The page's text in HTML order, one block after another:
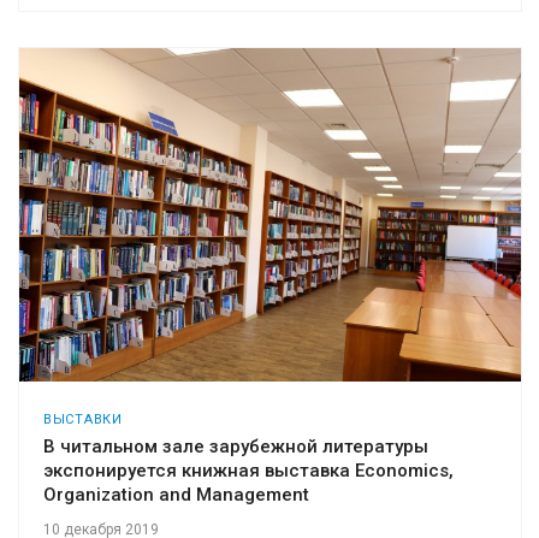
ВЫСТАВКИ
В читальном зале зарубежной литературы
экспонируется книжная выставка Economics,
Organization and Management
10 декабря 2019